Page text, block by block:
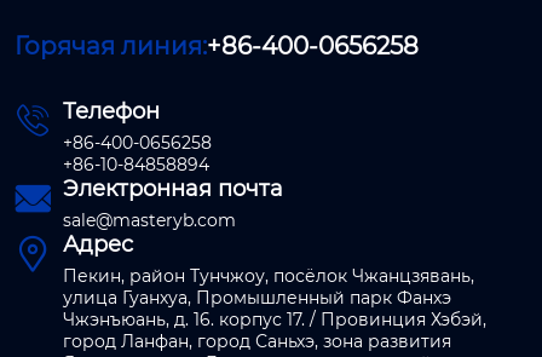
Горячая линия:+86-400-0656258
 Телефон
+86-400-0656258
+86-10-84858894
 Электронная почта
sale@masteryb.com
 Адрес
Пекин, район Тунчжоу, посёлок Чжанцзявань,
улица Гуанхуа, Промышленный парк Фанхэ
Чжэнъюань, д. 16. корпус 17. / Провинция Хэбэй,
город Ланфан, город Саньхэ, зона развития